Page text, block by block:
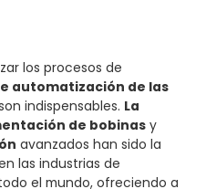
los procesos de
automatización de las
indispensables. La
de bobinas y
avanzados han sido la
las industrias de
el mundo, ofreciendo a